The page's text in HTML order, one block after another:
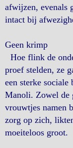
afwijzen, evenals
intact bij
Geen krimp
Hoe flink de
proef stelden, ze
een sterke sociale
Manoli. Zowel de
vrouwtjes namen
zorg op zich,
moeiteloos groot.